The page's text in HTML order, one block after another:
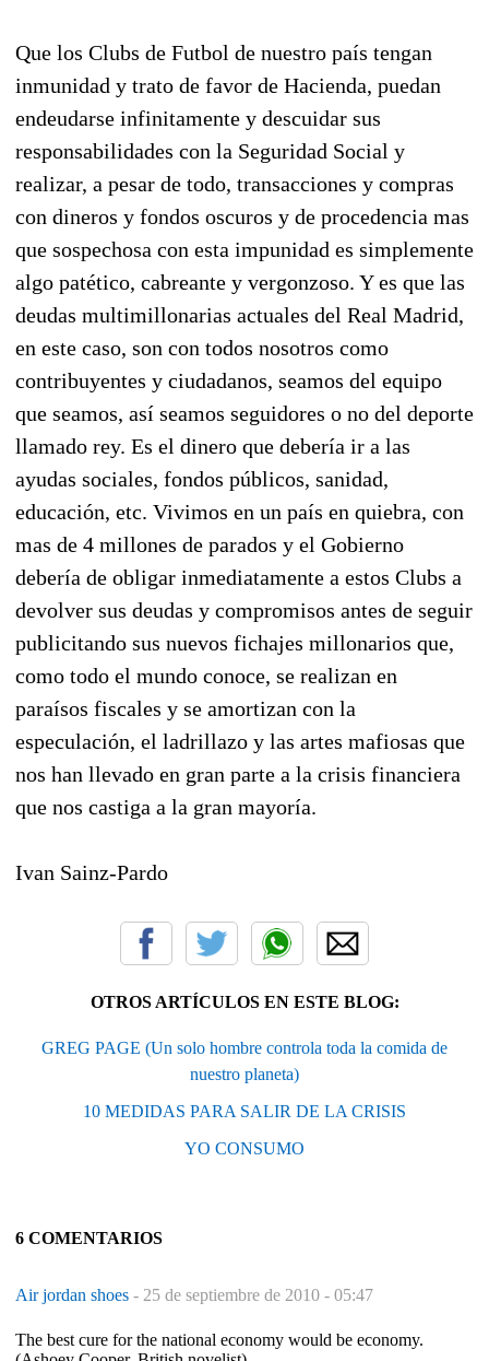
Que los Clubs de Futbol de nuestro país tengan
inmunidad y trato de favor de Hacienda, puedan
endeudarse infinitamente y descuidar sus
responsabilidades con la Seguridad Social y
realizar, a pesar de todo, transacciones y compras
con dineros y fondos oscuros y de procedencia mas
que sospechosa con esta impunidad es simplemente
algo patético, cabreante y vergonzoso. Y es que las
deudas multimillonarias actuales del Real Madrid,
en este caso, son con todos nosotros como
contribuyentes y ciudadanos, seamos del equipo
que seamos, así seamos seguidores o no del deporte
llamado rey. Es el dinero que debería ir a las
ayudas sociales, fondos públicos, sanidad,
educación, etc. Vivimos en un país en quiebra, con
mas de 4 millones de parados y el Gobierno
debería de obligar inmediatamente a estos Clubs a
devolver sus deudas y compromisos antes de seguir
publicitando sus nuevos fichajes millonarios que,
como todo el mundo conoce, se realizan en
paraísos fiscales y se amortizan con la
especulación, el ladrillazo y las artes mafiosas que
nos han llevado en gran parte a la crisis financiera
que nos castiga a la gran mayoría.
Ivan Sainz-Pardo
OTROS ARTÍCULOS EN ESTE BLOG:
GREG PAGE (Un solo hombre controla toda la comida de
nuestro planeta)
10 MEDIDAS PARA SALIR DE LA CRISIS
YO CONSUMO
6 COMENTARIOS
Air jordan shoes - 25 de septiembre de 2010 - 05:47
The best cure for the national economy would be economy.